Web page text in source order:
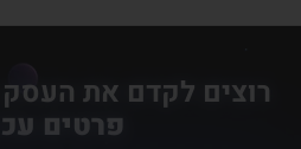
רוצים לקדם את
פרטים